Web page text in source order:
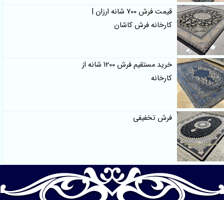
قیمت فرش 700 شانه ارزان |
کارخانه فرش کاشان
خرید مستقیم فرش 1200 شانه از
کارخانه
فرش تخفیفی